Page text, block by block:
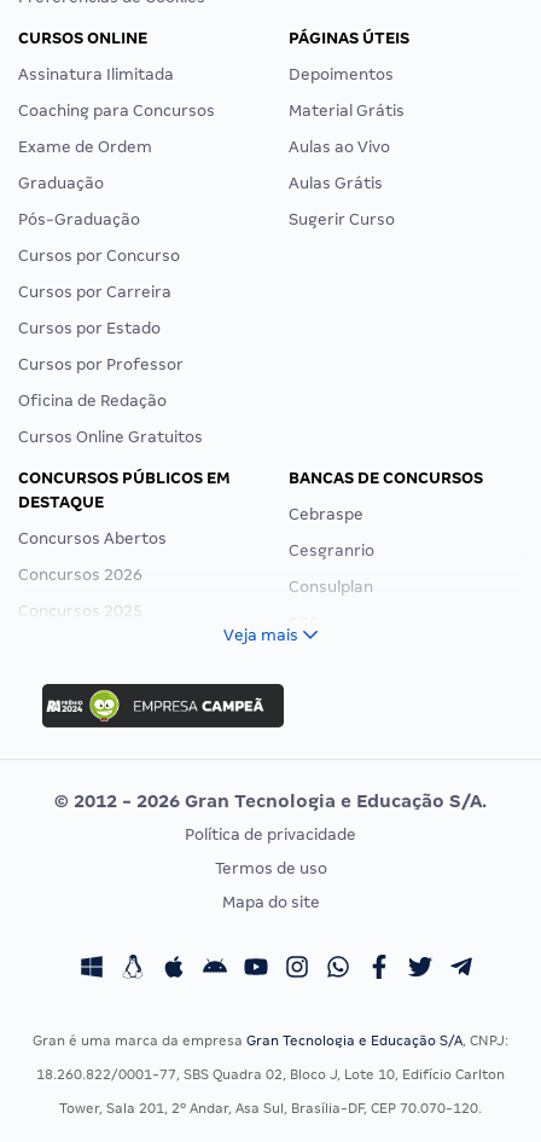
CURSOS ONLINE
Assinatura Ilimitada
Coaching para Concursos
Exame de Ordem
Graduação
Pós-Graduação
Cursos por Concurso
Cursos por Carreira
Cursos por Estado
Cursos por Professor
Oficina de Redação
Cursos Online Gratuitos
PÁGINAS ÚTEIS
Depoimentos
Material Grátis
Aulas ao Vivo
Aulas Grátis
Sugerir Curso
CONCURSOS PÚBLICOS EM
DESTAQUE
Concursos Abertos
Concursos 2026
Concursos 2025
Concurso Ibama
Concurso MPU
Editais publicados
BANCAS DE CONCURSOS
Cebraspe
Cesgranrio
Consulplan
Vunesp
CONCURSOS POR PROFISSÃO
Concursos Fiscais
Concursos Saúde
EXAME DE ORDEM
Calendário OAB
Veja mais
© 2012 - 2026 Gran Tecnologia e Educação S/A.
Política de privacidade
Termos de uso
Mapa do site
Gran é uma marca da empresa Gran Tecnologia e Educação S/A, CNPJ:
18.260.822/0001-77, SBS Quadra 02, Bloco J, Lote 10, Edifício Carlton
Tower, Sala 201, 2º Andar, Asa Sul, Brasília-DF, CEP 70.070-120.